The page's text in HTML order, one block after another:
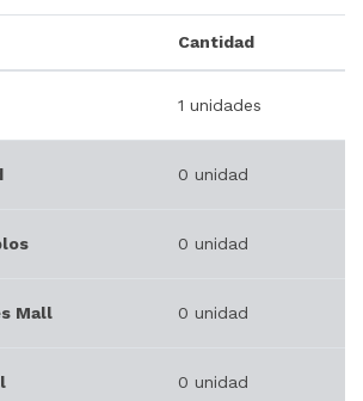
Cantidad
1 unidades
0 unidad
0 unidad
Mall 0 unidad
0 unidad